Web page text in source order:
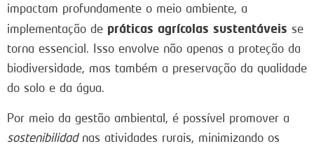
impactam profundamente o meio ambiente, a
implementação de práticas agrícolas sustentáveis se
torna essencial. Isso envolve não apenas a proteção da
biodiversidade, mas também a preservação da qualidade
do solo e da água.
Por meio da gestão ambiental, é possível promover a
sostenibilidadnas atividades rurais, minimizando os